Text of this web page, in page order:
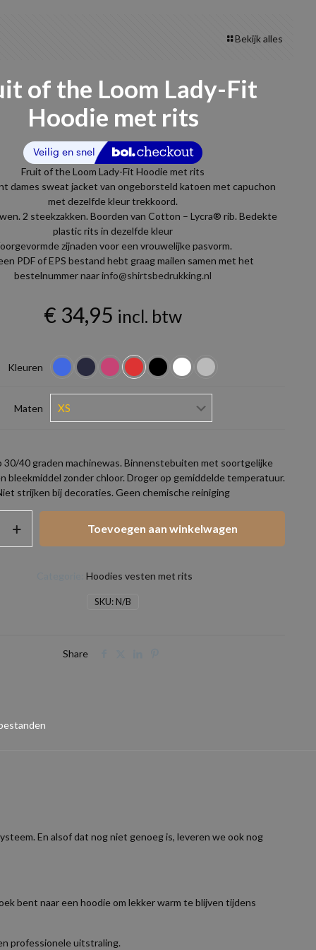
Bekijk alles
of the Loom Lady-Fit
Hoodie met rits
Fruit of the Loom Lady-Fit Hoodie met rits
dames sweat jacket van ongeborsteld katoen met capuchon
met dezelfde kleur trekkoord.
2 steekzakken. Boorden van Cotton – Lycra® rib. Bedekte
plastic rits in dezelfde kleur
zijnaden voor een vrouwelijke pasvorm.
PDF of EPS bestand hebt graag mailen samen met het
bestelnummer naarinfo@shirtsbedrukking.nl
€ 34,95 incl. btw
Kleuren
Maten
30/40 graden machinewas. Binnenstebuiten met soortgelijke
bleekmiddel zonder chloor. Droger op gemiddelde temperatuur.
strijken bij decoraties. Geen chemische reiniging
Toevoegen aan winkelwagen
SKU:N/B
Hoodies vesten met rits
Share
En alsof dat nog niet genoeg is, leveren we ook nog
bent naar een hoodie om lekker warm te blijven tijdens
professionele uitstraling.